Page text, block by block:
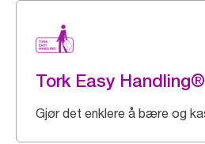
Tork Easy
Gjør det enklere å bære og